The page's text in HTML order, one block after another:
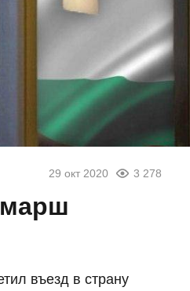
29 окт 2020 3 278
въезд в страну